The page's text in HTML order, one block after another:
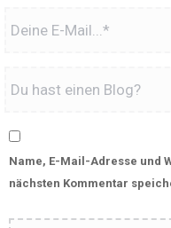
Name, E-Mail-Adresse und
nächsten Kommentar